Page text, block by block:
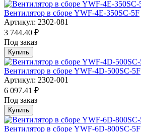
Вентилятор в сборе YWF-4E-350SC-5F
Артикул: 2302-081
3 744.40 ₽
Под заказ
Купить
Вентилятор в сборе YWF-4D-500SC-5F
Артикул: 2302-001
6 097.41 ₽
Под заказ
Купить
Вентилятор в сборе YWF-6D-800SC-5F